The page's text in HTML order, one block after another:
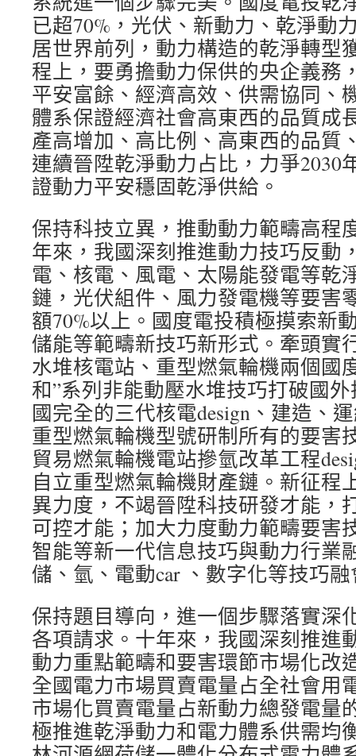
已超70%，光伏、新動力、乾淨動
居世界前列，動力構造的乾淨轉型
程上，要勇擔動力保供的央企義務
平安富餘、經濟高效、供需協同、
體系保證經濟社會高東西的品質成
產高增加、高比例、高東西的品質
連續晉陞乾淨動力占比，力爭2030
證動力平安穩固乾淨供給。
保持科技立異，推動動力範疇高程
年來，我國深刻推進動力技巧反動
電、核電、風電、太陽能發電等乾
鏈，光伏組件、風力發電機等要害
額70%以上。國度電投積極摸索新
儲能等範疇新技巧新形式。牽頭實
水堆核電站、重型燃氣輪機兩個國
和”系列非能動壓水堆技巧打破國
國完全的三代核電design、建造、
重型燃氣輪機型號研制所有的要害
貿易燃氣輪機電站摻氫改革工程
自立重型燃氣輪機財產鏈。新征程
異力度，不竭晉陞科技研發才能，
可控才能；加大力度動力範疇要害
智能等新一代信息技巧與動力行業
儲、氫、電動car 、數字化等技巧
保持題目導向，進一個步驟落實深
各項請求。十年來，我國深刻推進
動力重點範疇和要害環節市場化改
全國電力市場買賣電量占全社會用
市場化買賣電量占新動力總發電量
極推進乾淨動力和電力體系供需均